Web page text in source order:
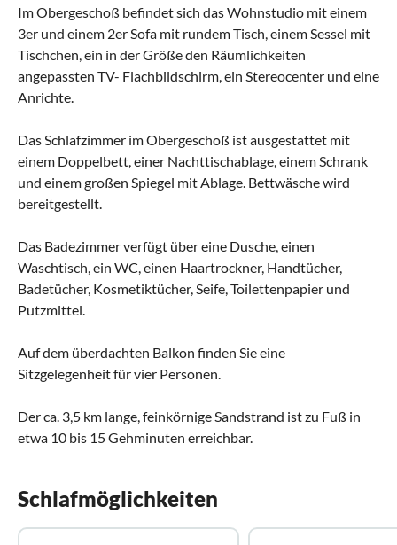
Im Obergeschoß befindet sich das Wohnstudio mit einem
3er und einem 2er Sofa mit rundem Tisch, einem Sessel mit
Tischchen, ein in der Größe den Räumlichkeiten
angepassten TV- Flachbildschirm, ein Stereocenter und eine
Anrichte.
Das Schlafzimmer im Obergeschoß ist ausgestattet mit
einem Doppelbett, einer Nachttischablage, einem Schrank
und einem großen Spiegel mit Ablage. Bettwäsche wird
bereitgestellt.
Das Badezimmer verfügt über eine Dusche, einen
Waschtisch, ein WC, einen Haartrockner, Handtücher,
Badetücher, Kosmetiktücher, Seife, Toilettenpapier und
Putzmittel.
Auf dem überdachten Balkon finden Sie eine
Sitzgelegenheit für vier Personen.
Der ca. 3,5 km lange, feinkörnige Sandstrand ist zu Fuß in
etwa 10 bis 15 Gehminuten erreichbar.
Schlafmöglichkeiten